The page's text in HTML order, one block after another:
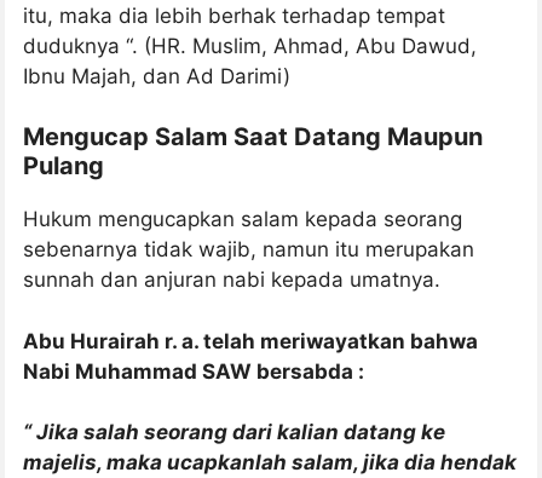
itu, maka dia lebih berhak terhadap tempat
duduknya “. (HR. Muslim, Ahmad, Abu Dawud,
Ibnu Majah, dan Ad Darimi)
Mengucap Salam Saat Datang Maupun
Pulang
Hukum mengucapkan salam kepada seorang
sebenarnya tidak wajib, namun itu merupakan
sunnah dan anjuran nabi kepada umatnya.
Abu Hurairah r. a. telah meriwayatkan bahwa
Nabi Muhammad SAW bersabda :
“ Jika salah seorang dari kalian datang ke
majelis, maka ucapkanlah salam, jika dia hendak